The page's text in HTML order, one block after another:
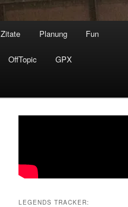
Zitate Planung Fun
OffTopic GPX
LEGENDS TRACKER: